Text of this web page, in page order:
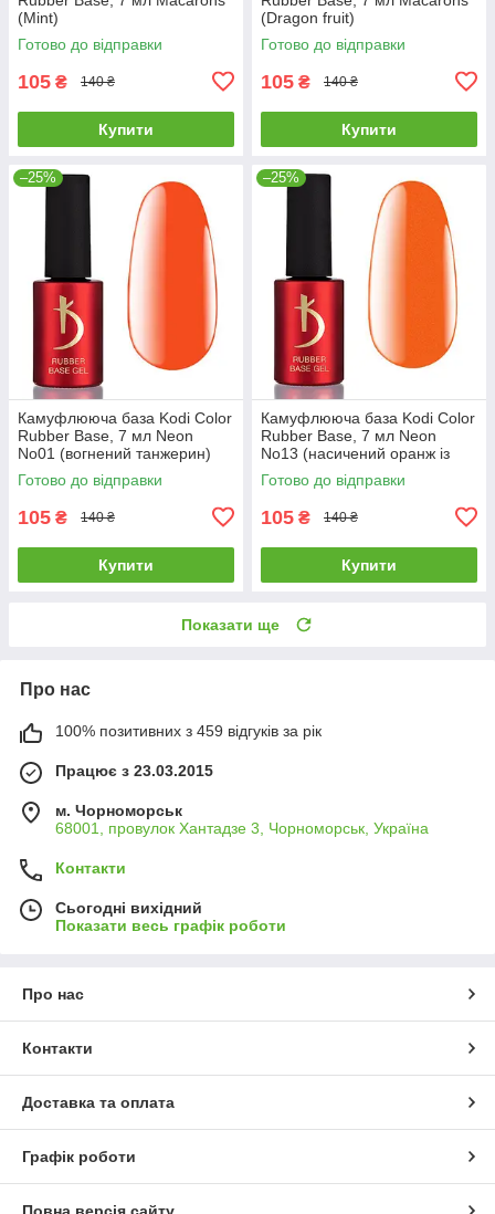
(Mint)
Готово до відправки
105 ₴ 140 ₴
Купити
(Dragon fruit)
Готово до відправки
105 ₴ 140 ₴
Купити
–25%
Камуфлююча база Kodi Color
Rubber Base, 7 мл Neon
No01 (вогнений танжерин)
Готово до відправки
105 ₴ 140 ₴
Купити
–25%
Камуфлююча база Kodi Color
Rubber Base, 7 мл Neon
No13 (насичений оранж із
шимером)
Готово до відправки
105 ₴ 140 ₴
Купити
Показати ще
Про нас
100% позитивних з 459 відгуків за рік
Працює з 23.03.2015
м. Чорноморськ
68001, провулок Хантадзе 3, Чорноморськ, Україна
Контакти
Сьогодні вихідний
Показати весь графік роботи
Про нас
Контакти
Доставка та оплата
Графік роботи